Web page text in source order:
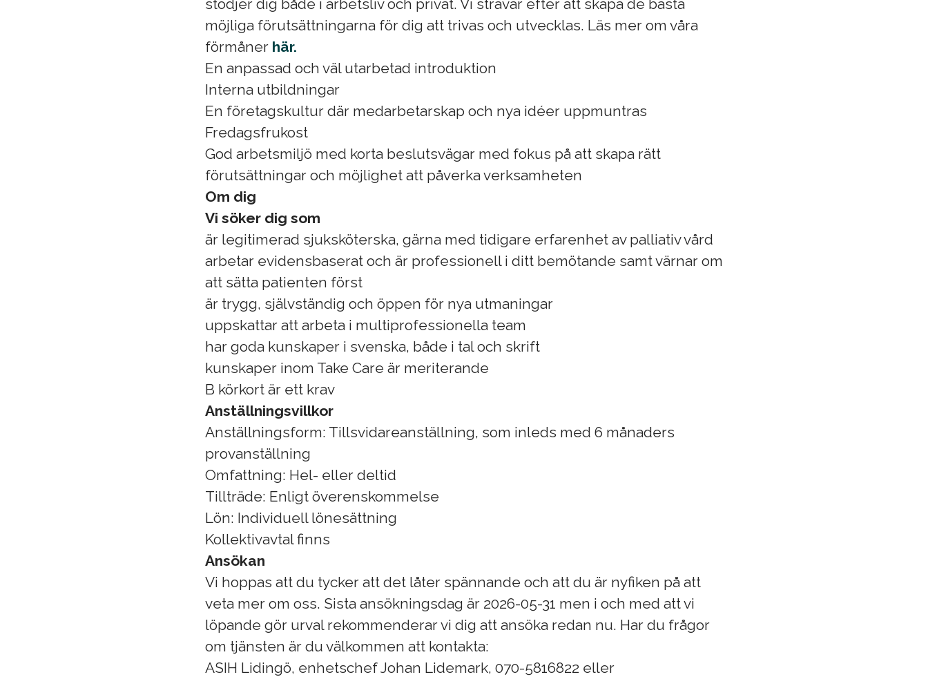
stödjer dig både i arbetsliv och privat. Vi strävar efter att skapa de bästa
möjliga förutsättningarna för dig att trivas och utvecklas. Läs mer om våra
förmåner här.
En anpassad och väl utarbetad introduktion
Interna utbildningar
En företagskultur där medarbetarskap och nya idéer uppmuntras
Fredagsfrukost
God arbetsmiljö med korta beslutsvägar med fokus på att skapa rätt
förutsättningar och möjlighet att påverka verksamheten
Om dig
Vi söker dig som
är legitimerad sjuksköterska, gärna med tidigare erfarenhet av palliativ vård
arbetar evidensbaserat och är professionell i ditt bemötande samt värnar om
att sätta patienten först
är trygg, självständig och öppen för nya utmaningar
uppskattar att arbeta i multiprofessionella team
har goda kunskaper i svenska, både i tal och skrift
kunskaper inom Take Care är meriterande
B körkort är ett krav
Anställningsvillkor
Anställningsform: Tillsvidareanställning, som inleds med 6 månaders
provanställning
Omfattning: Hel- eller deltid
Tillträde: Enligt överenskommelse
Lön: Individuell lönesättning
Kollektivavtal finns
Ansökan
Vi hoppas att du tycker att det låter spännande och att du är nyfiken på att
veta mer om oss. Sista ansökningsdag är 2026-05-31 men i och med att vi
löpande gör urval rekommenderar vi dig att ansöka redan nu. Har du frågor
om tjänsten är du välkommen att kontakta:
ASIH Lidingö, enhetschef Johan Lidemark, 070-5816822 eller